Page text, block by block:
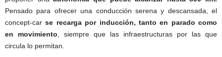
Pensado para ofrecer una conducción serena y descansada, el
concept-carse recarga por inducción, tanto en parado como
en movimiento , siempre que las infraestructuras por las que
circula lo permitan.